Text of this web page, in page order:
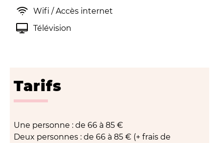
Wifi / Accès internet
Télévision
Tarifs
Une personne : de 66 à 85 €
Deux personnes : de 66 à 85 € (+ frais de